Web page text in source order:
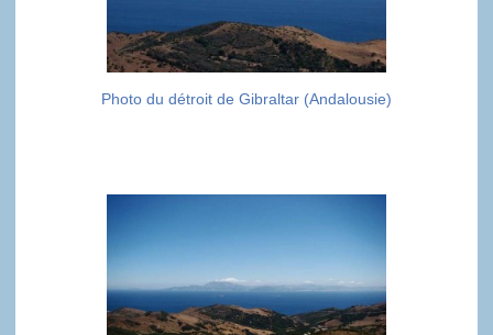
Photo du détroit de Gibraltar (Andalousie)